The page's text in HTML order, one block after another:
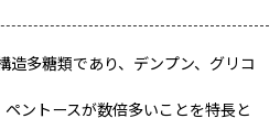
多糖類であり、デンプン、グリコ
ントースが数倍多いことを特長と